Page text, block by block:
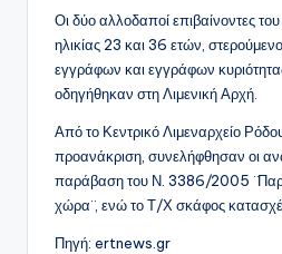
Οι δύο αλλοδαποί επιβαίνοντες
ηλικίας 23 και 36 ετών,
εγγράφων και εγγράφων
οδηγήθηκαν στη Λιμενική Αρχή.
Από το Κεντρικό Λιμεναρχείο
προανάκριση, συνελήφθησαν οι
παράβαση του Ν. 3386/2005
χώρα¨, ενώ το Τ/Χ σκάφος
Πηγή: ertnews.gr